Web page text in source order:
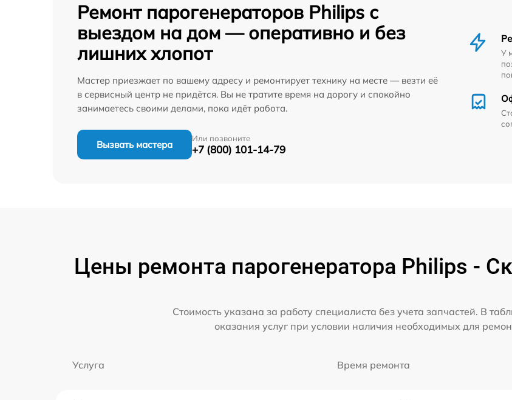
Ремонт парогенераторов Philips с
выездом на дом — оперативно и без
лишних хлопот
Мастер приезжает по вашему адресу и ремонтирует технику на месте — везти её
в сервисный центр не придётся. Вы не тратите время на дорогу и спокойно
занимаетесь своими делами, пока идёт работа.
Вызвать мастера
Или позвоните
+7 (800) 101-14-79
У
Цены ремонта парогенератора Philips -
Стоимость указана за работу специалиста без учета запчастей. В
оказания услуг при условии наличия необходимых для
Услуга Время ремонта